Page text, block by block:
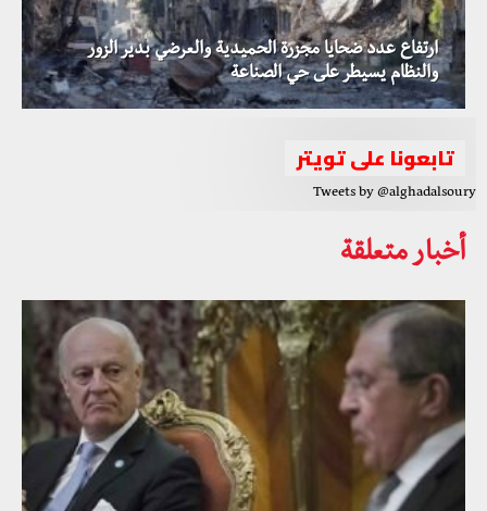
ارتفاع عدد ضحايا مجزرة الحميدية والعرضي بدير الزور
والنظام يسيطر على حي الصناعة
تابعونا على تويتر
Tweets by @alghadalsoury
أخبار متعلقة